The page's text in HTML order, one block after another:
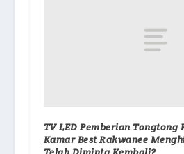
TV LED Pemberian Tongtong
Kamar Best Rakwanee